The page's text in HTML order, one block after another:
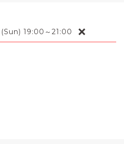
19:00～21:00 ❌